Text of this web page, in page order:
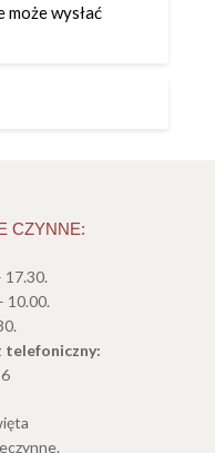
wysłać
CZYNNE:
17.30.
10.00.
telefoniczny: